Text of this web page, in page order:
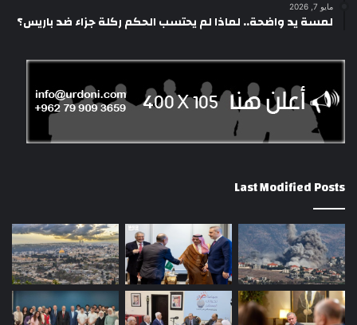
مايو 7, 2026
لمسة يد واضحة.. لماذا لم يحتسب الحكم ركلة جزاء ضد باريس؟
Last Modified Posts